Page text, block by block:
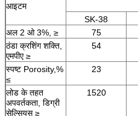
आइटम
SK-38
अल 2 ओ 3%, ≥
75
ठंडा क्रशिंग शक्ति,
एमपीए ≥
54
स्पष्ट Porosity,%
≤
23
लोड के तहत
अपवर्तकता, डिग्री
सेल्सियस ≥
1520